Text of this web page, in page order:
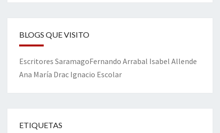
BLOGS QUE VISITO
Escritores SaramagoFernando Arrabal Isabel Allende
Ana María Drac Ignacio Escolar
ETIQUETAS